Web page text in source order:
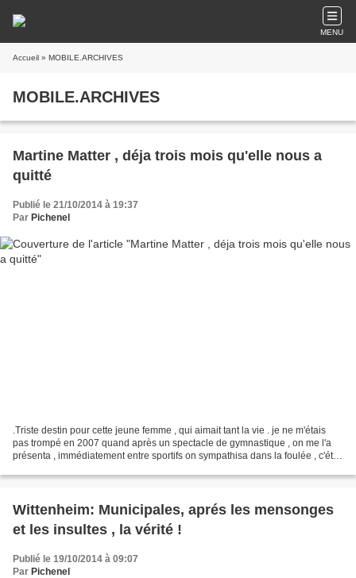
MENU
Accueil » MOBILE.ARCHIVES
MOBILE.ARCHIVES
Martine Matter , déja trois mois qu'elle nous a
quitté
Publié le 21/10/2014 à 19:37
Par Pichenel
.Triste destin pour cette jeune femme , qui aimait tant la vie . je ne m'étais
pas trompé en 2007 quand après un spectacle de gymnastique , on me l'a
présenta , immédiatement entre sportifs on sympathisa dans la foulée , c'était
Wittenheim: Municipales, aprés les mensonges
et les insultes , la vérité !
Publié le 19/10/2014 à 09:07
Par Pichenel